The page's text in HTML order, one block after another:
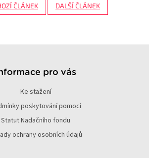
ČLÁNEK DALŠÍ ČLÁNEK
pro vás
Ke stažení
poskytování pomoci
Statut Nadačního fondu
ochrany osobních údajů